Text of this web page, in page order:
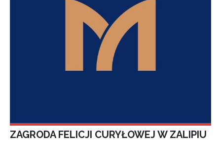
ZAGRODA FELICJI CURYŁOWEJ W ZALIPIU